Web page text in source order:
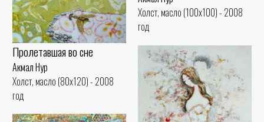
Холст, масло (100x100) - 2008
год
Пролетавшая во сне
Акмал Нур
Холст, масло (80x120) - 2008
год